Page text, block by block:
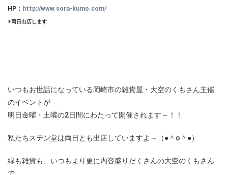
HP： http://www.sora-kumo.com/
※両日出店します
いつもお世話になっている岡崎市の雑貨屋・大空のくもさん主催
のイベントが
明日金曜・土曜の2日間にわたって開催されます～！！
私たちステン堂は両日とも出店していますよ～（●＾o＾●）
緑も雑貨も、いつもより更に内容盛りだくさんの大空のくもさん